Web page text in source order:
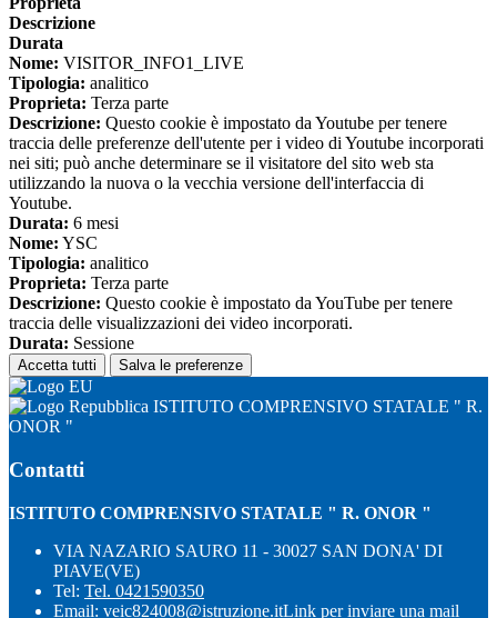
Descrizione
Durata
Nome: VISITOR_INFO1_LIVE
Tipologia: analitico
Proprieta: Terza parte
Descrizione: Questo cookie è impostato da Youtube per tenere
traccia delle preferenze dell'utente per i video di Youtube incorporati
nei siti; può anche determinare se il visitatore del sito web sta
utilizzando la nuova o la vecchia versione dell'interfaccia di
Youtube.
Durata: 6 mesi
Nome: YSC
Tipologia: analitico
Proprieta: Terza parte
Descrizione: Questo cookie è impostato da YouTube per tenere
traccia delle visualizzazioni dei video incorporati.
Durata: Sessione
Accetta tutti Salva le preferenze
ISTITUTO COMPRENSIVO STATALE " R.
ONOR "
Contatti
ISTITUTO COMPRENSIVO STATALE " R. ONOR "
VIA NAZARIO SAURO 11 - 30027 SAN DONA' DI
PIAVE(VE)
Tel: Tel. 0421590350
Email: veic824008@istruzione.itLink per inviare una mail